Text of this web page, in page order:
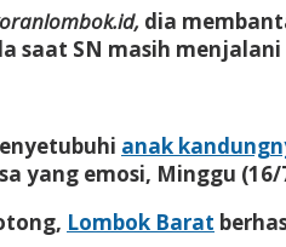
dia
saat SN masih
anak
yang emosi, Minggu
Lombok Barat